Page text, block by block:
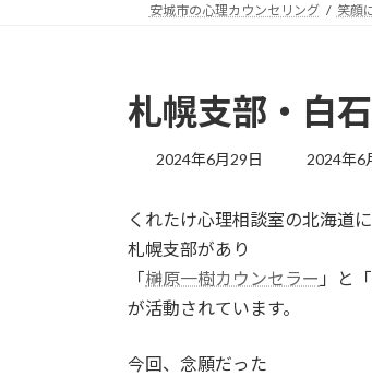
安城市の心理カウンセリング 笑顔
札幌支部・白
2024年6月29日
最
新
:
2024年6
くれたけ心理相談室の北海道
札幌支部があり
「榊原一樹カウンセラー 」と「
が活動されています。
今回、念願だった